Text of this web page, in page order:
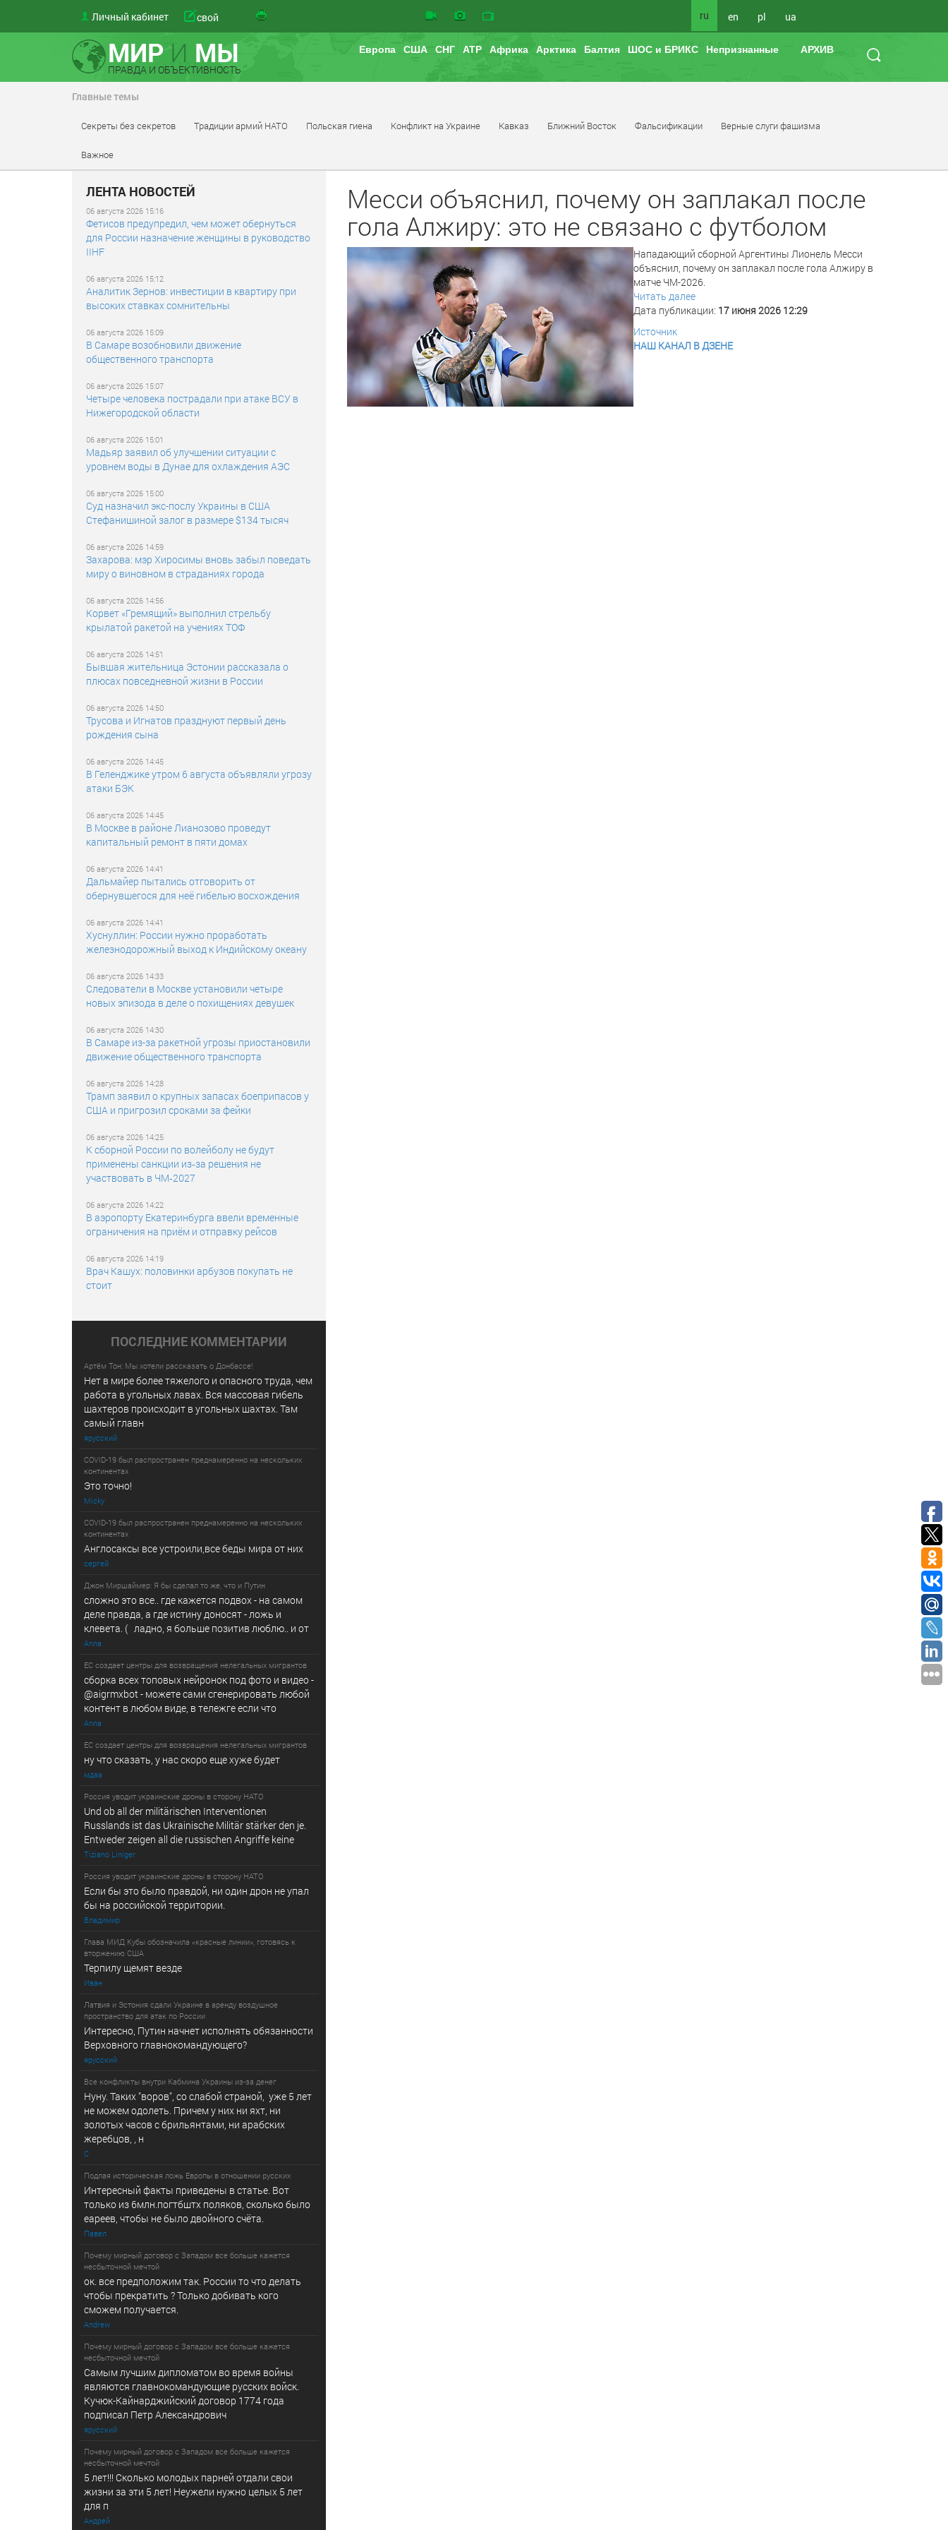
Личный кабинет ru en pl ua
МИР И МЫ
ПРАВДА И ОБЪЕКТИВНОСТЬ
Европа США СНГ АТР Африка Арктика Балтия ШОС и БРИКС Непризнанные АРХИВ
Главные темы
Секреты без секретов Традиции армий НАТО Польская гиена Конфликт на Украине Кавказ Ближний Восток Фальсификации Верные слуги фашизма
Важное
ЛЕНТА НОВОСТЕЙ
06 августа 2026 15:16
Фетисов предупредил, чем может обернуться
для России назначение женщины в руководство
IIHF
06 августа 2026 15:12
Аналитик Зернов: инвестиции в квартиру при
высоких ставках сомнительны
06 августа 2026 15:09
В Самаре возобновили движение
общественного транспорта
06 августа 2026 15:07
Четыре человека пострадали при атаке ВСУ в
Нижегородской области
06 августа 2026 15:01
Мадьяр заявил об улучшении ситуации с
уровнем воды в Дунае для охлаждения АЭС
06 августа 2026 15:00
Суд назначил экс-послу Украины в США
Стефанишиной залог в размере $134 тысяч
06 августа 2026 14:59
Захарова: мэр Хиросимы вновь забыл поведать
миру о виновном в страданиях города
06 августа 2026 14:56
Корвет «Гремящий» выполнил стрельбу
крылатой ракетой на учениях ТОФ
06 августа 2026 14:51
Бывшая жительница Эстонии рассказала о
плюсах повседневной жизни в России
06 августа 2026 14:50
Трусова и Игнатов празднуют первый день
рождения сына
06 августа 2026 14:45
В Геленджике утром 6 августа объявляли угрозу
атаки БЭК
06 августа 2026 14:45
В Москве в районе Лианозово проведут
капитальный ремонт в пяти домах
06 августа 2026 14:41
Дальмайер пытались отговорить от
обернувшегося для неё гибелью восхождения
06 августа 2026 14:41
Хуснуллин: России нужно проработать
железнодорожный выход к Индийскому океану
06 августа 2026 14:33
Следователи в Москве установили четыре
новых эпизода в деле о похищениях девушек
06 августа 2026 14:30
В Самаре из-за ракетной угрозы приостановили
движение общественного транспорта
06 августа 2026 14:28
Трамп заявил о крупных запасах боеприпасов у
США и пригрозил сроками за фейки
06 августа 2026 14:25
К сборной России по волейболу не будут
применены санкции из‑за решения не
участвовать в ЧМ‑2027
06 августа 2026 14:22
В аэропорту Екатеринбурга ввели временные
ограничения на приём и отправку рейсов
06 августа 2026 14:19
Врач Кашух: половинки арбузов покупать не
стоит
ПОСЛЕДНИE КОММЕНТАРИИ
Артём Тон: Мы хотели рассказать о Донбассе!
Нет в мире более тяжелого и опасного труда, чем
работа в угольных лавах. Вся массовая гибель
шахтеров происходит в угольных шахтах. Там
самый главн
ярусский
COVID-19 был распространен преднамеренно на нескольких
континентах
Это точно!
Micky
COVID-19 был распространен преднамеренно на нескольких
континентах
Англосаксы все устроили,все беды мира от них
сергей
Джон Миршаймер: Я бы сделал то же, что и Путин
сложно это все.. где кажется подвох - на самом
деле правда, а где истину доносят - ложь и
клевета. ( ладно, я больше позитив люблю.. и от
Anna
ЕС создает центры для возвращения нелегальных мигрантов
сборка всех топовых нейронок под фото и видео -
@­a­i­­gr­mx­b­­o­t - можете сами сгенерировать любой
контент в любом виде, в т­ележг­е е­сл­и ч­то
Anna
ЕС создает центры для возвращения нелегальных мигрантов
ну что сказать, у нас скоро еще хуже будет
мдаа
Россия уводит украинские дроны в сторону НАТО
Und ob all der militärischen Interventionen
Russlands ist das Ukrainische Militär stärker den je.
Entweder zeigen all die russischen Angriffe keine
Tiziano Liniger
Россия уводит украинские дроны в сторону НАТО
Если бы это было правдой, ни один дрон не упал
бы на российской территории.
Владимир
Глава МИД Кубы обозначила «красные линии», готовясь к
вторжению США
Терпилу щемят везде
Иван
Латвия и Эстония сдали Украине в аренду воздушное
пространство для атак по России
Интересно, Путин начнет исполнять обязанности
Верховного главнокомандующего?
ярусский
Все конфликты внутри Кабмина Украины из-за денег
Нуну. Таких "воров", со слабой страной, уже 5 лет
не можем одолеть. Причем у них ни яхт, ни
золотых часов с брильянтами, ни арабских
жеребцов, , н
С
Подлая историческая ложь Европы в отношении русских
Интересный факты приведены в статье. Вот
только из 6млн.погтбштх поляков, сколько было
еареев, чтобы не было двойного счёта.
Павел
Почему мирный договор с Западом все больше кажется
несбыточной мечтой
ок. все предположим так. России то что делать
чтобы прекратить ? Только добивать кого
сможем получается.
Andrew
Почему мирный договор с Западом все больше кажется
несбыточной мечтой
Самым лучшим дипломатом во время войны
являются главнокомандующие русских войск.
Кучюк-Кайнарджийский договор 1774 года
подписал Петр Александрович
ярусский
Почему мирный договор с Западом все больше кажется
несбыточной мечтой
5 лет!!! Сколько молодых парней отдали свои
жизни за эти 5 лет! Неужели нужно целых 5 лет
для п
Андрей
Месси объяснил, почему он заплакал после
гола Алжиру: это не связано с футболом
Нападающий сборной Аргентины Лионель Месси
объяснил, почему он заплакал после гола Алжиру в
матче ЧМ-2026.
Читать далее
Дата публикации: 17 июня 2026 12:29
Источник
НАШ КАНАЛ В ДЗЕНЕ